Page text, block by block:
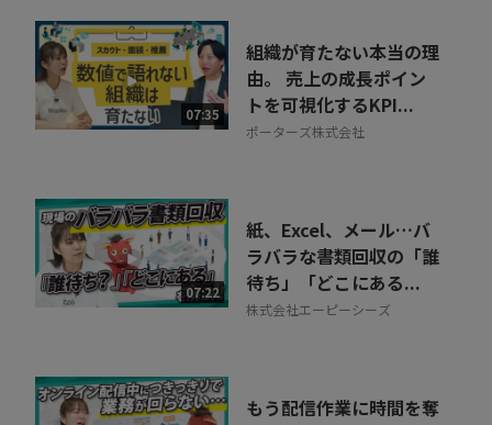
07:35
組織が育たない本当の理
由。 売上の成長ポイン
トを可視化するKPI...
ポーターズ株式会社
07:22
紙、Excel、メール…バ
ラバラな書類回収の「誰
待ち」「どこにある...
株式会社エーピーシーズ
もう配信作業に時間を奪